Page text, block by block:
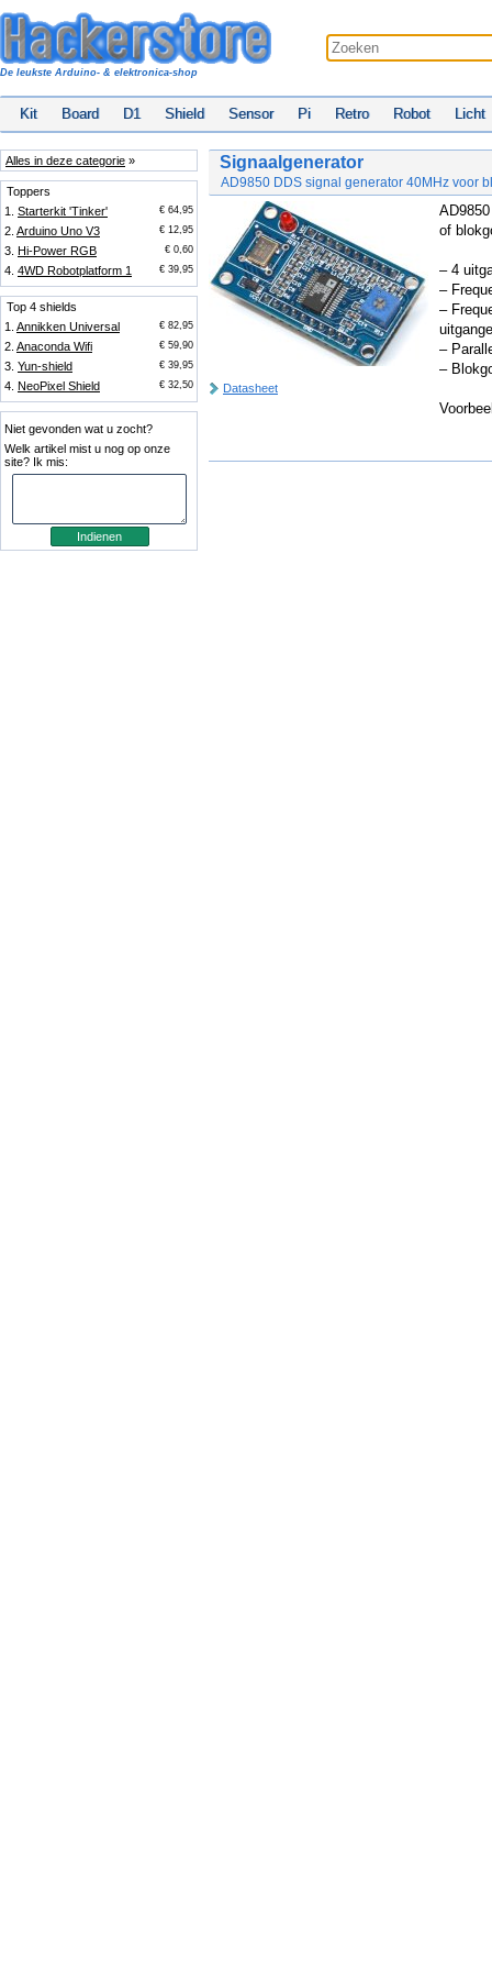
De leukste Arduino- & elektronica-shop
Kit Board D1 Shield Sensor Pi Retro Robot Licht
Alles in deze categorie »
Toppers
1. Starterkit 'Tinker' € 64,95
2. Arduino Uno V3 € 12,95
3. Hi-Power RGB € 0,60
4. 4WD Robotplatform 1 € 39,95
Top 4 shields
1. Annikken Universal € 82,95
2. Anaconda Wifi € 59,90
3. Yun-shield € 39,95
4. NeoPixel Shield € 32,50
Niet gevonden wat u zocht?
Welk artikel mist u nog op onze
site? Ik mis:
Signaalgenerator
AD9850 DDS signal generator 40MHz voor
Datasheet
of
– 4
–
–
–
–